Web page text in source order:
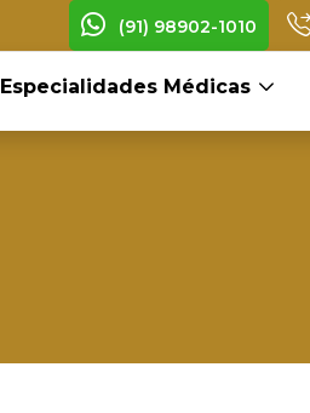
(91) 98902-1010
Especialidades Médicas